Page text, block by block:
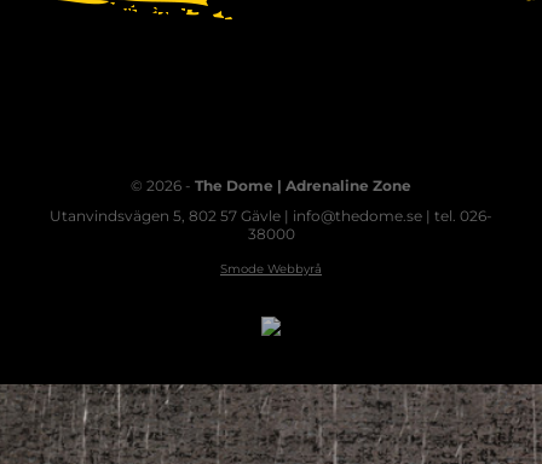
© 2026 - The Dome | Adrenaline Zone
Utanvindsvägen 5, 802 57 Gävle | info@thedome.se | tel. 026-
38000
Smode Webbyrå